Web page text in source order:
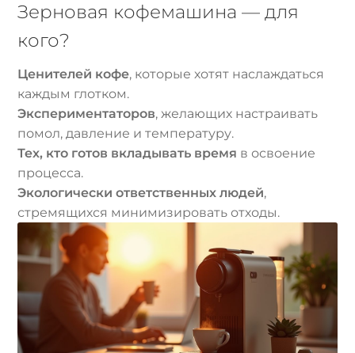
Зерновая кофемашина — для
кого?
Ценителей кофе, которые хотят наслаждаться
каждым глотком.
Экспериментаторов, желающих настраивать
помол, давление и температуру.
Тех, кто готов вкладывать время в освоение
процесса.
Экологически ответственных людей,
стремящихся минимизировать отходы.